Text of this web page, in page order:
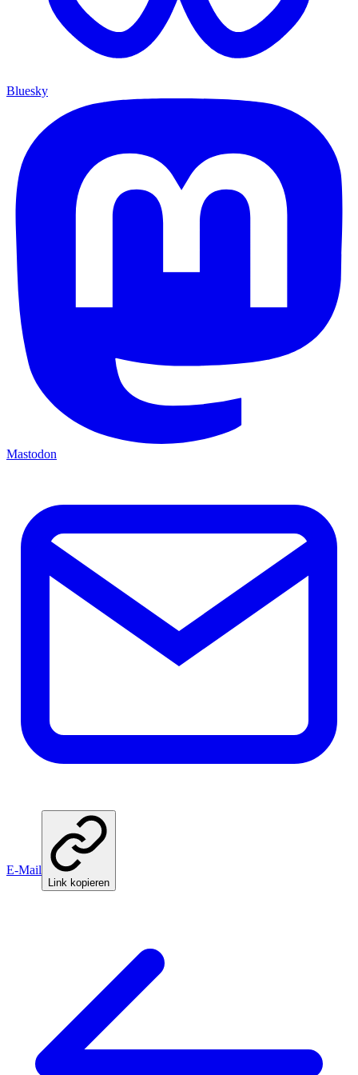
Bluesky
Mastodon
E-Mail
Link kopieren